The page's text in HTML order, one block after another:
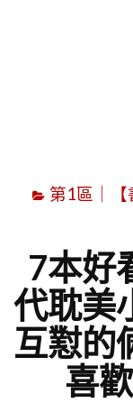
第1區｜【
7本好
代耽美
互懟的
喜